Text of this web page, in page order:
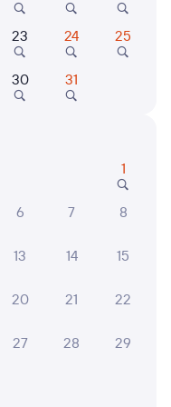
вагонов
о поездке или
в поезд
на сайте
данных
23 24 25
30 31
1
6 7 8
13 14 15
20 21 22
27 28 29